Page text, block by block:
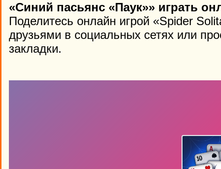
«Синий пасьянс «Паук»» играть
Поделитесь онлайн игрой «Spider
друзьями в социальных сетях или
закладки.